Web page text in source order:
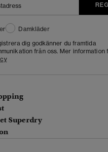
Damkläder
dig godkänner du framtida
från oss. Mer information
Superdry